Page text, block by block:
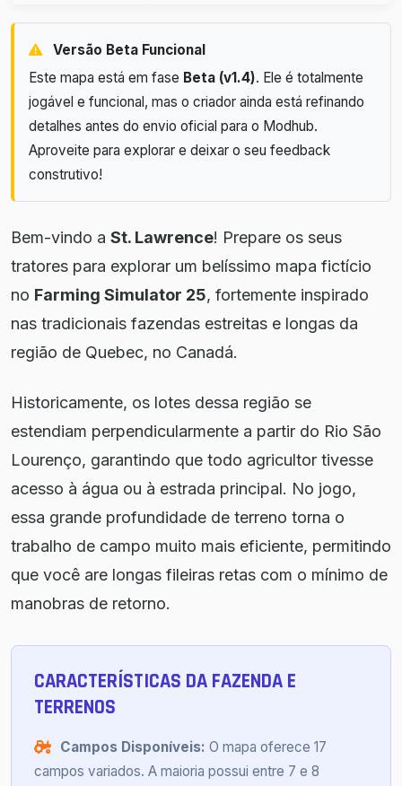
Versão Beta Funcional
Este mapa está em fase Beta (v1.4). Ele é totalmente
jogável e funcional, mas o criador ainda está refinando
detalhes antes do envio oficial para o Modhub.
Aproveite para explorar e deixar o seu feedback
construtivo!
Bem-vindo a St. Lawrence! Prepare os seus
tratores para explorar um belíssimo mapa fictício
no Farming Simulator 25, fortemente inspirado
nas tradicionais fazendas estreitas e longas da
região de Quebec, no Canadá.
Historicamente, os lotes dessa região se
estendiam perpendicularmente a partir do Rio São
Lourenço, garantindo que todo agricultor tivesse
acesso à água ou à estrada principal. No jogo,
essa grande profundidade de terreno torna o
trabalho de campo muito mais eficiente, permitindo
que você are longas fileiras retas com o mínimo de
manobras de retorno.
CARACTERÍSTICAS DA FAZENDA E
TERRENOS
Campos Disponíveis: O mapa oferece 17
campos variados. A maioria possui entre 7 e 8